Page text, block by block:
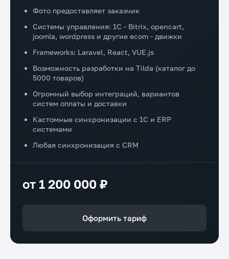
Фото предоставляет заказчик
Системы управления: 1C - Bitrix, opencart,
joomla, wordpress и другие ecom - движки
Frameworks: Laravel, React, VUE.js
Возможность разработки на Tilda (каталог до
5000 товаров)
Огромный выбор интеграций, вариантов
систем оплаты и доставки
Кастомные синхронизации с 1С и ERP
системами
Любая синхронизация с CRM
от 1 200 000 ₽
Оформить тариф